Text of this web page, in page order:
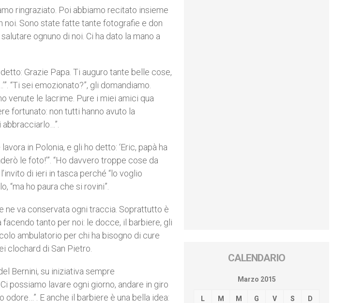
ringraziato. Poi abbiamo recitato insieme
noi. Sono state fatte tante fotografie e don
ognuno di noi. Ci ha dato la mano a
Grazie Papa. Ti auguro tante belle cose,
“Ti sei emozionato?”, gli domandiamo.
venute le lacrime. Pure i miei amici qua
fortunato: non tutti hanno avuto la
in Polonia, e gli ho detto: ‘Eric, papà ha
le foto!’”. “Ho davvero troppe cose da
di ieri in tasca perché “lo voglio
“ma ho paura che si rovini”.
va conservata ogni traccia. Soprattutto è
facendo tanto per noi: le docce, il barbiere, gli
ambulatorio per chi ha bisogno di cure
clochard di San Pietro.
Bernini, su iniziativa sempre
possiamo lavare ogni giorno, andare in giro
E anche il barbiere è una bella idea:
CALENDARIO
Marzo 2015
L M M G V S D